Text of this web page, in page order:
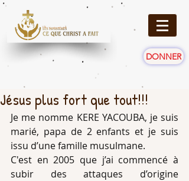
DONNER
Jésus plus fort que tout!!!
Je me nomme KERE YACOUBA, je suis
marié, papa de 2 enfants et je suis
issu d’une famille musulmane.
C'est en 2005 que j’ai commencé à
subir des attaques d’origine